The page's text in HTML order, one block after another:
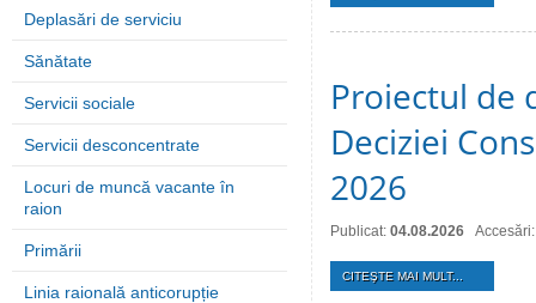
Deplasări de serviciu
Sănătate
Servicii sociale
Servicii desconcentrate
Locuri de muncă vacante în
raion
Primării
Linia raională anticorupție
Proiectul de
Deciziei
2026
Publicat: 04.08.2026
CITEŞTE MAI MULT...